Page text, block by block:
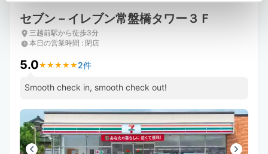
セブン－イレブン常盤橋タワー３Ｆ
三越前駅から徒歩3分
本日の営業時間 : 閉店
5.0★ ★ ★ ★ ★
★ ★ ★ ★ ★ 2件
Smooth check in, smooth check out!